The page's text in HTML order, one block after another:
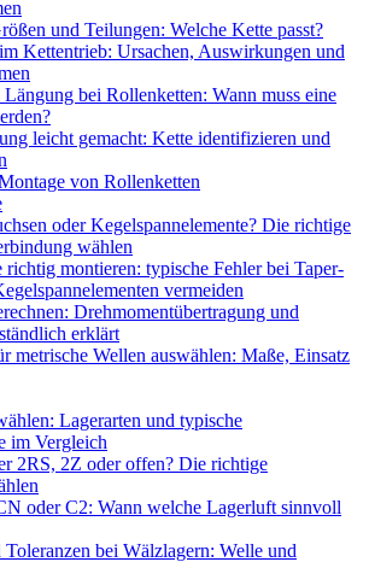
und Teilungen: Welche Kette passt?
Kettentrieb: Ursachen, Auswirkungen und
bei Rollenketten: Wann muss eine
leicht gemacht: Kette identifizieren und
von Rollenketten
oder Kegelspannelemente? Die richtige
wählen
richtig montieren: typische Fehler bei Taper-
vermeiden
Drehmomentübertragung und
erklärt
metrische Wellen auswählen: Maße, Einsatz
Lagerarten und typische
im Vergleich
2RS, 2Z oder offen? Die richtige
oder C2: Wann welche Lagerluft sinnvoll
Toleranzen bei Wälzlagern: Welle und